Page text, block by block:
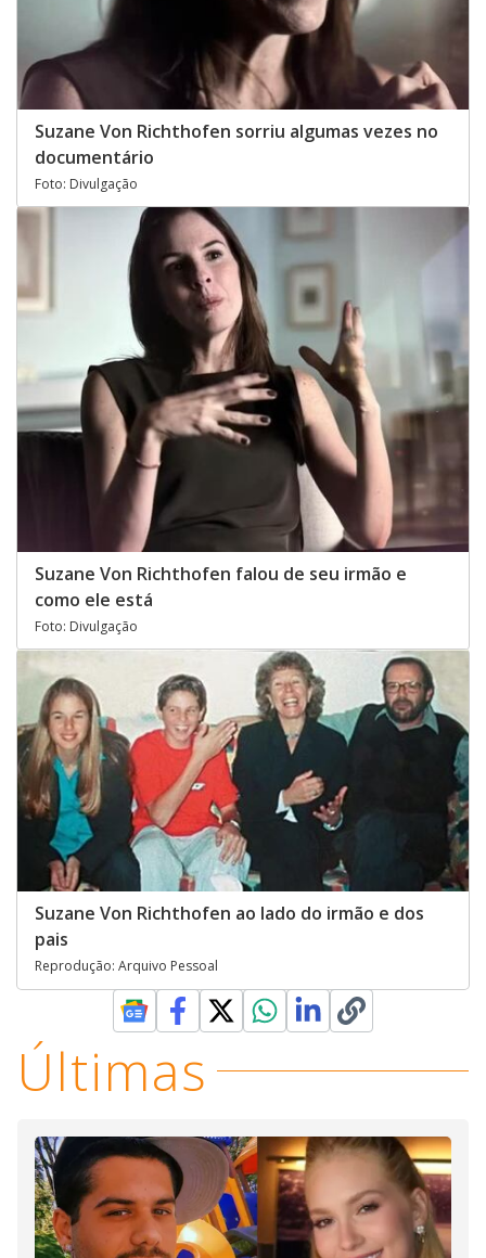
Suzane Von Richthofen sorriu algumas vezes no
documentário
Foto: Divulgação
Suzane Von Richthofen falou de seu irmão e
como ele está
Foto: Divulgação
Suzane Von Richthofen ao lado do irmão e dos
pais
Reprodução: Arquivo Pessoal
Últimas